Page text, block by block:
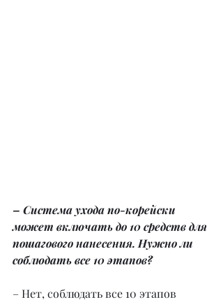
– Система ухода по-корейски
может включать до 10 средств для
пошагового нанесения. Нужно ли
соблюдать все 10 этапов?
– Нет, соблюдать все 10 этапов